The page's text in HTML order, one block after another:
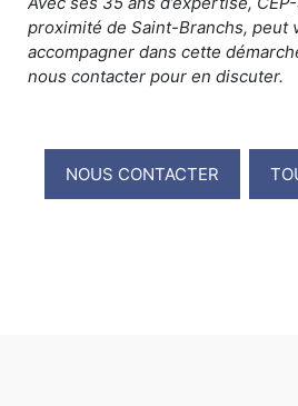
proximité de Saint-Branchs, peut
accompagner dans cette
nous contacter pour en discuter.
NOUS CONTACTER